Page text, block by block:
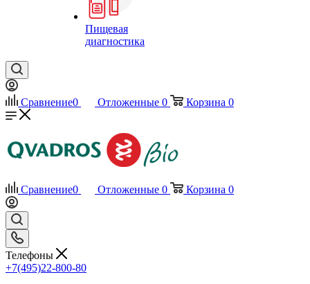
Пищевая
диагностика
Сравнение0 Отложенные 0 Корзина 0
Сравнение0 Отложенные 0 Корзина 0
Телефоны
+7(495)22-800-80